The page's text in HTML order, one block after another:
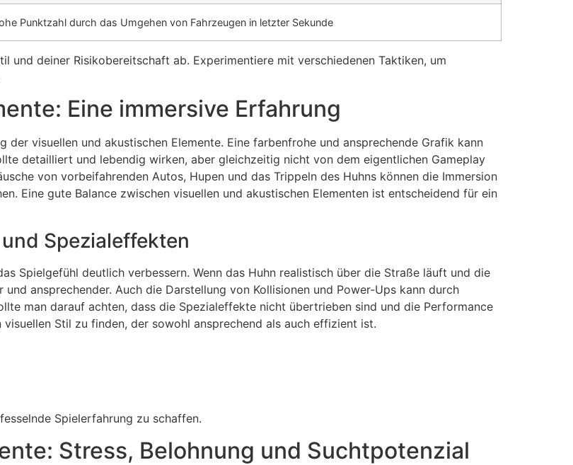
Punktzahl durch das Umgehen von Fahrzeugen in letzter Sekunde
und deiner Risikobereitschaft ab. Experimentiere mit verschiedenen Taktiken, um
Eine immersive Erfahrung
visuellen und akustischen Elemente. Eine farbenfrohe und ansprechende Grafik kann
detailliert und lebendig wirken, aber gleichzeitig nicht von dem eigentlichen Gameplay
von vorbeifahrenden Autos, Hupen und das Trippeln des Huhns können die Immersion
Eine gute Balance zwischen visuellen und akustischen Elementen ist entscheidend für ein
Spezialeffekten
Spielgefühl deutlich verbessern. Wenn das Huhn realistisch über die Straße läuft und die
ansprechender. Auch die Darstellung von Kollisionen und Power-Ups kann durch
man darauf achten, dass die Spezialeffekte nicht übertrieben sind und die Performance
Stil zu finden, der sowohl ansprechend als auch effizient ist.
Spielerfahrung zu schaffen.
Stress, Belohnung und Suchtpotenzial